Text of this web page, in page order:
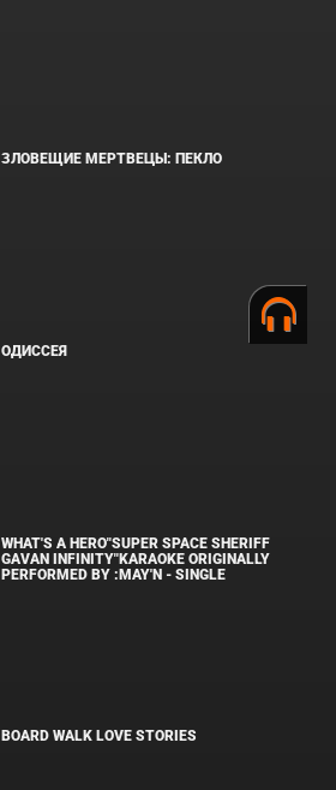
ЗЛОВЕЩИЕ МЕРТВЕЦЫ: ПЕКЛО
ОДИССЕЯ
WHAT'S A HERO"SUPER SPACE SHERIFF
GAVAN INFINITY"KARAOKE ORIGINALLY
PERFORMED BY :MAY'N - SINGLE
BOARD WALK LOVE STORIES